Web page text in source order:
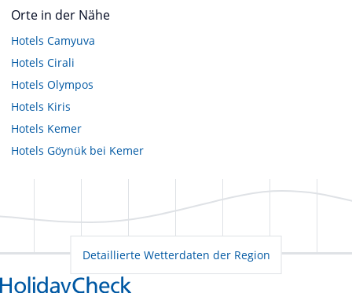
Orte in der Nähe
Hotels Camyuva
Hotels Cirali
Hotels Olympos
Hotels Kiris
Hotels Kemer
Hotels Göynük bei Kemer
Detaillierte Wetterdaten der Region